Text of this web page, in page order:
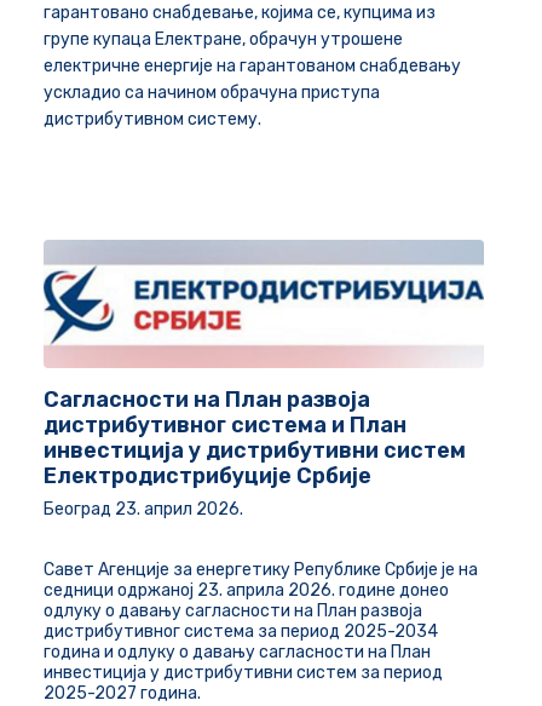
гарантовано снабдевање, којима се, купцима из
групе купаца Електране, обрачун утрошене
електричне енергије на гарантованом снабдевању
ускладио са начином обрачуна приступа
дистрибутивном систему.
Сагласности на План развоја
дистрибутивног система и План
инвестиција у дистрибутивни систем
Електродистрибуције Србије
Београд 23. април 2026.
Савет Агенције за енергетику Републике Србије је на
седници одржаној 23. априла 2026. године донео
одлуку о давању сагласности на План развоја
дистрибутивног система за период 2025-2034
година и одлуку о давању сагласности на План
инвестиција у дистрибутивни систем за период
2025-2027 година.